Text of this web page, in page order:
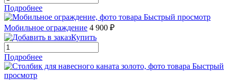
Подробнее
Быстрый просмотр
Мобильное ограждение 4 900 ₽
Купить
Подробнее
Быстрый
просмотр